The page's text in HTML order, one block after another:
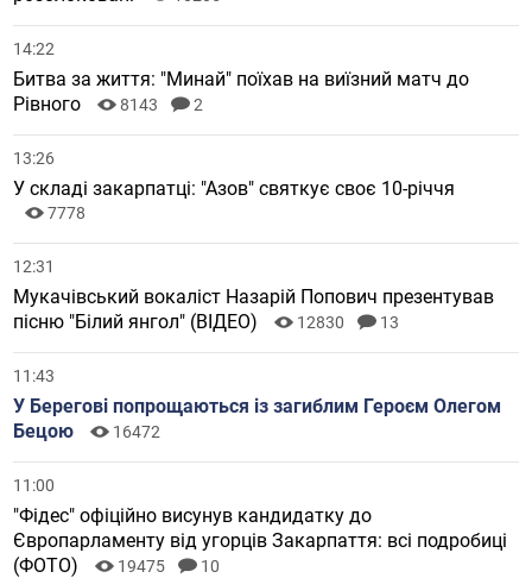
14:22
Битва за життя: "Минай" поїхав на виїзний матч до
Рівного
8143 2
13:26
У складі закарпатці: "Азов" святкує своє 10-річчя
7778
12:31
Мукачівський вокаліст Назарій Попович презентував
пісню "Білий янгол" (ВІДЕО)
12830 13
11:43
У Берегові попрощаються із загиблим Героєм Олегом
Бецою
16472
11:00
"Фідес" офіційно висунув кандидатку до
Європарламенту від угорців Закарпаття: всі подробиці
(ФОТО)
19475 10